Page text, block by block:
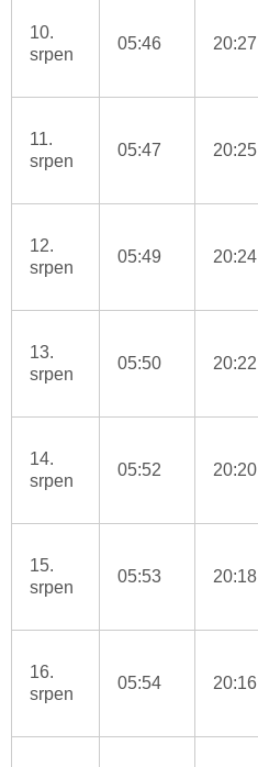
10.
srpen
05:46 20:27
11.
srpen
05:47 20:25
12.
srpen
05:49 20:24
13.
srpen
05:50 20:22
14.
srpen
05:52 20:20
15.
srpen
05:53 20:18
16.
srpen
05:54 20:16